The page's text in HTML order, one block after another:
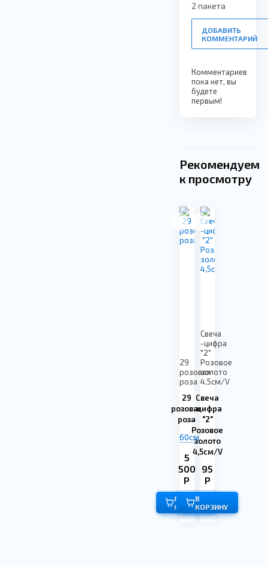
2 пакета
ДОБАВИТЬ
КОММЕНТАРИЙ
Комментариев
пока нет, вы
будете
первым!
Рекомендуем
к просмотру
29
розовая
роза
29
розовая
роза
60см
5
500
Р
В
КОРЗИНУ
Свеча
-цифра
"2"
Розовое
золото
4,5см/V
Свеча
-цифра
"2"
Розовое
золото
4,5см/V
95
Р
В
КОРЗИНУ